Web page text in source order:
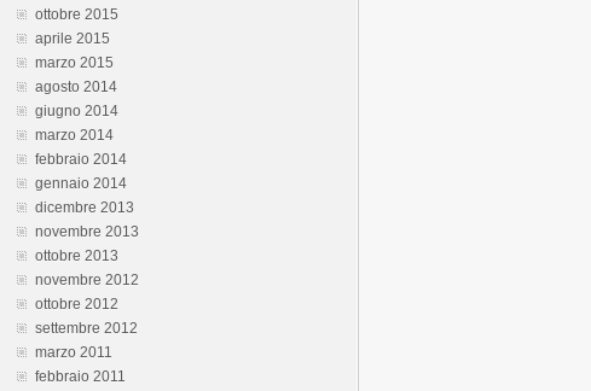
ottobre 2015
aprile 2015
marzo 2015
agosto 2014
giugno 2014
marzo 2014
febbraio 2014
gennaio 2014
dicembre 2013
novembre 2013
ottobre 2013
novembre 2012
ottobre 2012
settembre 2012
marzo 2011
febbraio 2011